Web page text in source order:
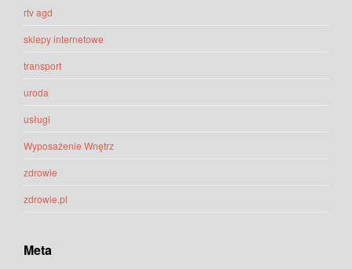
rtv agd
sklepy internetowe
transport
uroda
usługi
Wyposażenie Wnętrz
zdrowie
zdrowie.pl
Meta